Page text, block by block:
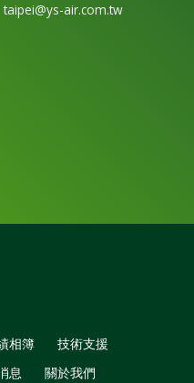
taipei@ys-air.com.tw
相簿
技術支援
息 關於我們